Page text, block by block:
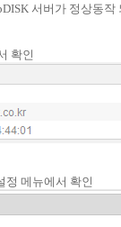
서버가 정상동작
확인
정 메뉴에서 확인